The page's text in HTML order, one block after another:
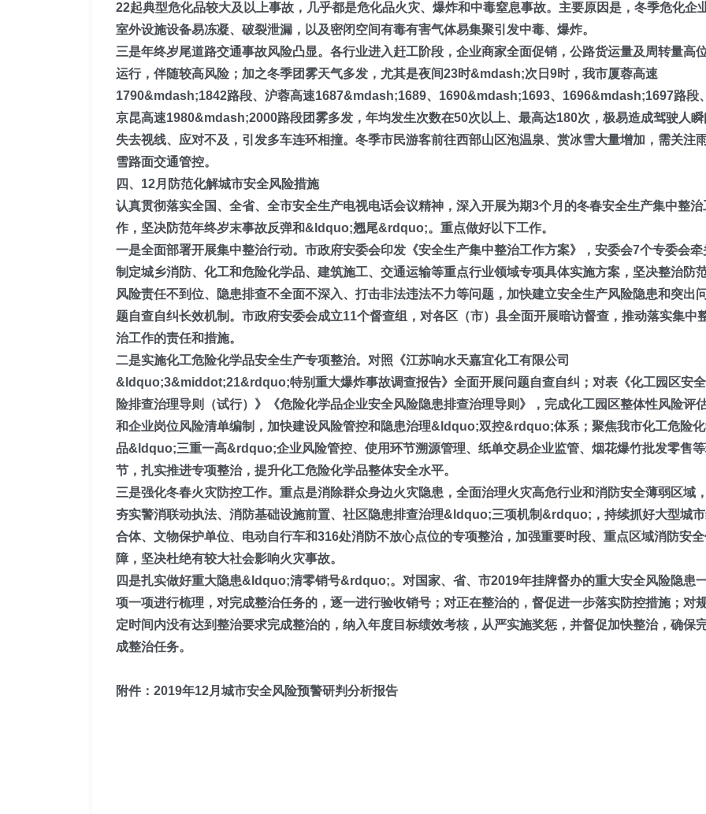
22起典型危化品较大及以上事故，几乎都是危化品火灾、爆炸和中毒窒息事故。主要原因是，冬季危化企
室外设施设备易冻凝、 破裂泄漏，以及密闭空间有毒有害气体易集聚引发中毒、爆炸。
三是年终岁尾道路交通事故风险凸显。 各行业进入赶工阶段，企业商家全面促销，公路货运量及周转量高
运行，伴随较高风险；加之冬季团雾天气多发， 尤其是夜间23时&mdash;次日 9时， 我市厦蓉高速
1790&mdash;1842路段、沪蓉高速1687&mdash;1689、 1690&mdash;1693、1696&mdash;1697路段、
京昆高速1980&mdash;2000路段团雾多发，年均发生次数在50次以上、 最高达180次 ，极易造成驾驶人瞬
失去视线、应对不及，引发多车连环相撞。冬季市民游客前往西部山区泡温泉、赏冰雪大量增加，需关注
雪路面交通管控。
四、12月防范化解城市安全风险措施
认真贯彻落实全国、全省、全市安全生产电视电话会议精神，深入开展为期3个月的冬春安全生产集中整治
作，坚决防范年终岁末事故反弹和&ldquo;翘尾&rdquo;。重点做好以下工作。
一是全面部署开展集中整治行动。 市政府安委会印发《安全生产集中整治工作方案》，安委会7个专委会牵
制定城乡消防、化工和危险化学品、建筑施工、交通运输等重点行业领域专项具体实施方案，坚决整治防
风险责任不到位、隐患排查不全面不深入、打击非法违法不力等问题，加快建立安全生产风险隐患和突出问
题自查自纠长效机制 。市政府安委会成立11个督查组，对各区（市）县全面开展暗访督查，推动落实集中
治工作的责任和措施。
二是实施化工危险化学品安全生产专项整治。 对照《江苏响水天嘉宜化工有限公司
&ldquo;3&middot;21&rdquo;特别重大爆炸事故调查报告》全面开展问题自查自纠；对表 《化工园区安
险排查治理导则（试行）》《危险化学品企业安全风险隐患排查治理导则》，完成化工园区整体性风险评
和企业岗位风险清单编制，加快建设风险管控和隐患治理&ldquo;双控&rdquo;体系；聚焦我市化工危险
品&ldquo;三重一高&rdquo;企业风险管控、使用环节溯源管理、纸单交易企业监管、烟花爆竹批发零售
节，扎实推进专项整治，提升化工危险化学品整体安全水平。
三是强化冬春火灾防控工作。 重点是消除群众身边火灾隐患，全面治理火灾高危行业和消防安全薄弱区域，
夯实警消联动执法、消防基础设施前置、社区隐患排查治理&ldquo;三项机制&rdquo;，持续抓好大型城
合体、文物保护单位、电动自行车和316处消防不放心点位的专项整治，加强重要时段、重点区域消防安
障，坚决杜绝有较大社会影响火灾事故。
四是扎实做好重大隐患&ldquo;清零销号&rdquo;。 对国家、省、市2019年挂牌督办的重大安全风险隐患
项一项进行梳理，对完成整治任务的，逐一进行验收销号；对正在整治的，督促进一步落实防控措施；对
定时间内没有达到整治要求完成整治的，纳入年度目标绩效考核，从严实施奖惩，并督促加快整治，确保
成整治任务。
附件： 2019年12月城市安全风险预警研判分析报告